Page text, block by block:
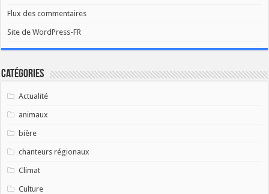
Flux des commentaires
Site de WordPress-FR
Catégories
Actualité
animaux
bière
chanteurs régionaux
Climat
Culture